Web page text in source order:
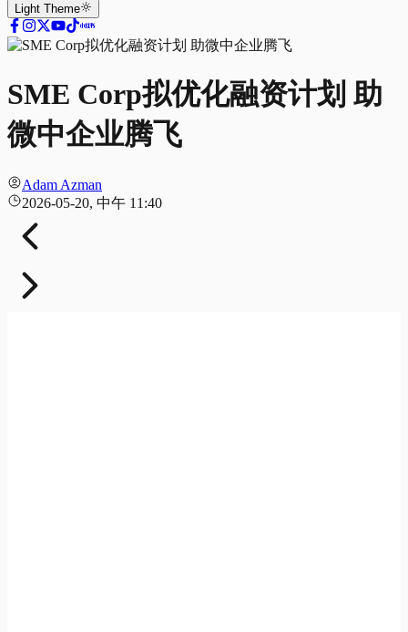
Light Theme
SME Corp拟优化融资计划 助
微中企业腾飞
Adam Azman
2026-05-20, 中午 11:40